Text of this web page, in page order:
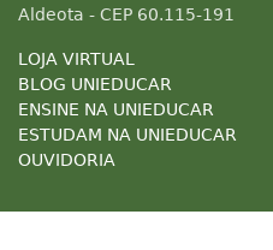
Aldeota - CEP 60.115-191
LOJA VIRTUAL
BLOG UNIEDUCAR
ENSINE NA UNIEDUCAR
ESTUDAM NA UNIEDUCAR
OUVIDORIA